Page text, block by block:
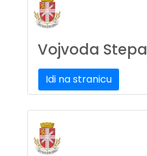
Vojvoda Stepa
Idi na stranicu